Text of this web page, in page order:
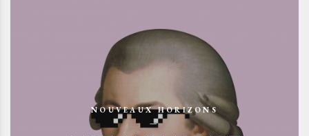
NOUVEAUX HORIZONS